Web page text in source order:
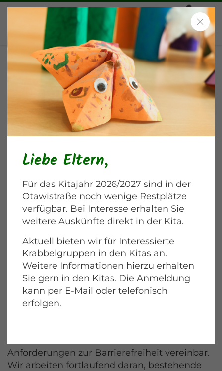
Erklärung zur
Barrierefreiheit
Wir bemühen uns, unsere Website im
Vorgaben zur Barrierefreiheit (insbesondere
dem Barrierefreiheitsstärkungsgesetz – BFSG)
nutzbar zu gestalten.
Unser Ziel ist es, möglichst vielen Menschen
einen uneingeschränkten Zugang zu den
Inhalten und Funktionen unserer
Die technischen Anforderungen orientieren
sich an den Web Content Accessibility
Guidelines (WCAG) 2.1 – Konformitätsstufe AA.
Stand der Vereinbarkeit mit den
Anforderungen zur Barrierefreiheit vereinbar.
Wir arbeiten fortlaufend daran, bestehende
Liebe Eltern,
Für das Kitajahr 2026/2027 sind in der
Otawistraße noch wenige Restplätze
verfügbar. Bei Interesse erhalten Sie
weitere Auskünfte direkt in der Kita.
Aktuell bieten wir für Interessierte
Krabbelgruppen in den Kitas an.
Weitere Informationen hierzu erhalten
Sie gern in den Kitas. Die Anmeldung
kann per E-Mail oder telefonisch
erfolgen.